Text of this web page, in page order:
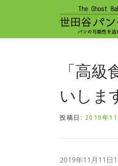
「高
いしま
投稿日: 2019年
2019年11月11日